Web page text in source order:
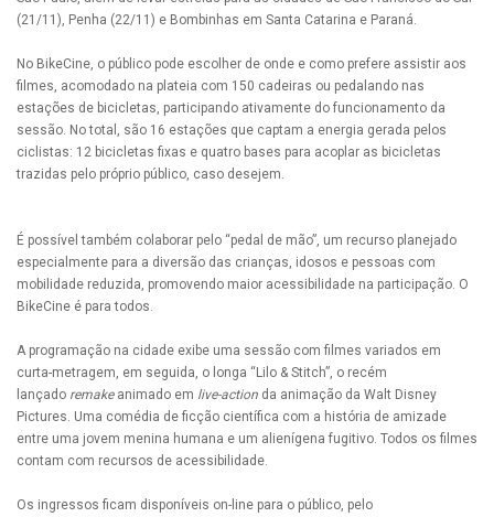
(21/11), Penha (22/11) e Bombinhas em Santa Catarina e Paraná.
No BikeCine, o público pode escolher de onde e como prefere assistir aos
filmes, acomodado na plateia com 150 cadeiras ou pedalando nas
estações de bicicletas, participando ativamente do funcionamento da
sessão. No total, são 16 estações que captam a energia gerada pelos
ciclistas: 12 bicicletas fixas e quatro bases para acoplar as bicicletas
trazidas pelo próprio público, caso desejem.
É possível também colaborar pelo “pedal de mão”, um recurso planejado
especialmente para a diversão das crianças, idosos e pessoas com
mobilidade reduzida, promovendo maior acessibilidade na participação. O
BikeCine é para todos.
A programação na cidade exibe uma sessão com filmes variados em
curta-metragem, em seguida, o longa “Lilo & Stitch”, o recém
lançado remakeanimado em live-action da animação da Walt Disney
Pictures. Uma comédia de ficção científica com a história de amizade
entre uma jovem menina humana e um alienígena fugitivo. Todos os filmes
contam com recursos de acessibilidade.
Os ingressos ficam disponíveis on-line para o público, pelo